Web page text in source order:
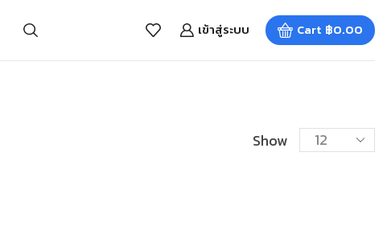
เข้าสู่ระบบ Cart ฿0.00
Show